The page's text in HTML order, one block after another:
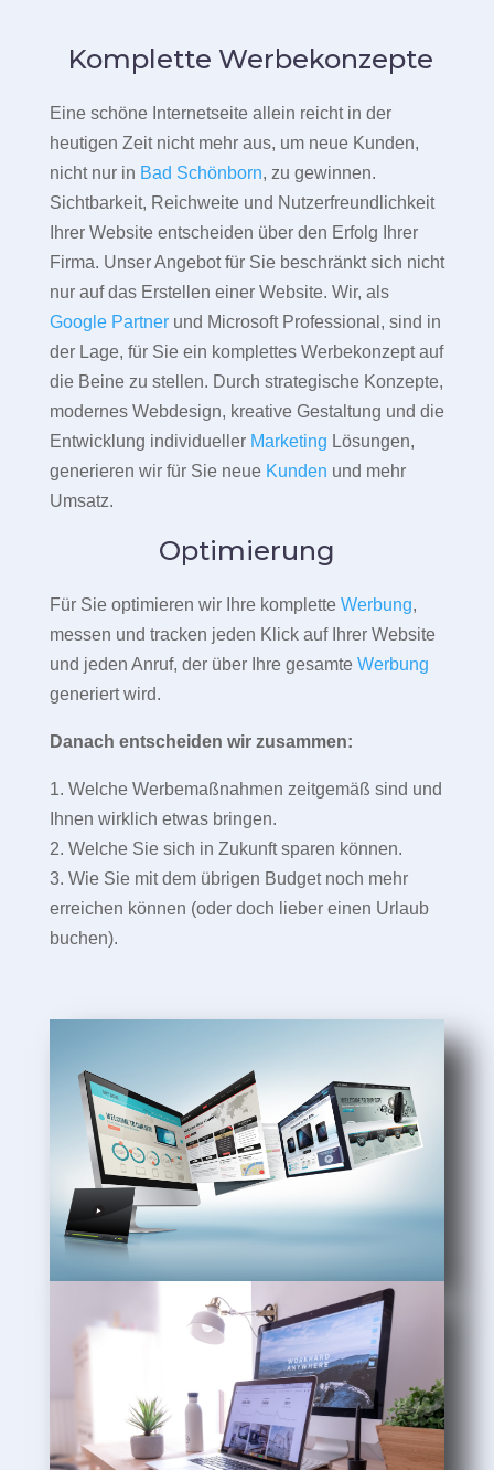
Komplette Werbekonzepte
Eine schöne Internetseite allein reicht in der
heutigen Zeit nicht mehr aus, um neue Kunden,
nicht nur in Bad Schönborn, zu gewinnen.
Sichtbarkeit, Reichweite und Nutzerfreundlichkeit
Ihrer Website entscheiden über den Erfolg Ihrer
Firma. Unser Angebot für Sie beschränkt sich nicht
nur auf das Erstellen einer Website. Wir, als
Google Partnerund Microsoft Professional, sind in
der Lage, für Sie ein komplettes Werbekonzept auf
die Beine zu stellen. Durch strategische Konzepte,
modernes Webdesign, kreative Gestaltung und die
Entwicklung individueller Marketing Lösungen,
generieren wir für Sie neue Kunden und mehr
Umsatz.
Optimierung
Für Sie optimieren wir Ihre komplette Werbung,
messen und tracken jeden Klick auf Ihrer Website
und jeden Anruf, der über Ihre gesamte Werbung
generiert wird.
Danach entscheiden wir zusammen:
1. Welche Werbemaßnahmen zeitgemäß sind und
Ihnen wirklich etwas bringen.
2. Welche Sie sich in Zukunft sparen können.
3. Wie Sie mit dem übrigen Budget noch mehr
erreichen können (oder doch lieber einen Urlaub
buchen).